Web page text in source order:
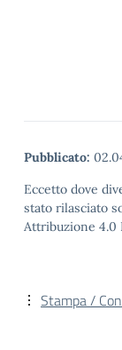
Pubblicato:
Eccetto dove
stato rilasciato
Attribuzione 4.0
Stampa /